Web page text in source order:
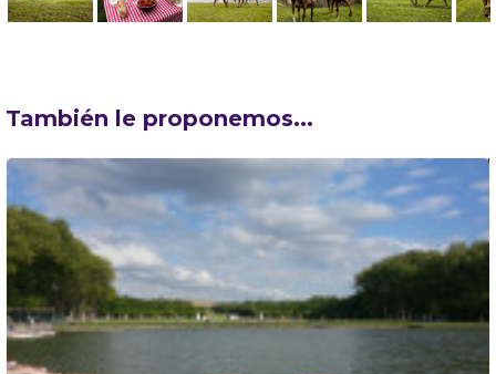
También le proponemos...